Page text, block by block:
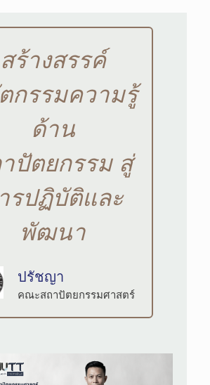
สร้างสรรค์
กรรมความรู้
ด้าน
ปัตยกรรม สู่
รปฏิบัติและ
พัฒนา
ปรัชญา
คณะสถาปัตยกรรมศาสตร์